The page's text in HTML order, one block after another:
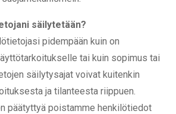
säilytetään?
pidempään kuin on
tai kuin sopimus tai
säilytysajat voivat kuitenkin
ja tilanteesta riippuen.
päätyttyä poistamme henkilötiedot